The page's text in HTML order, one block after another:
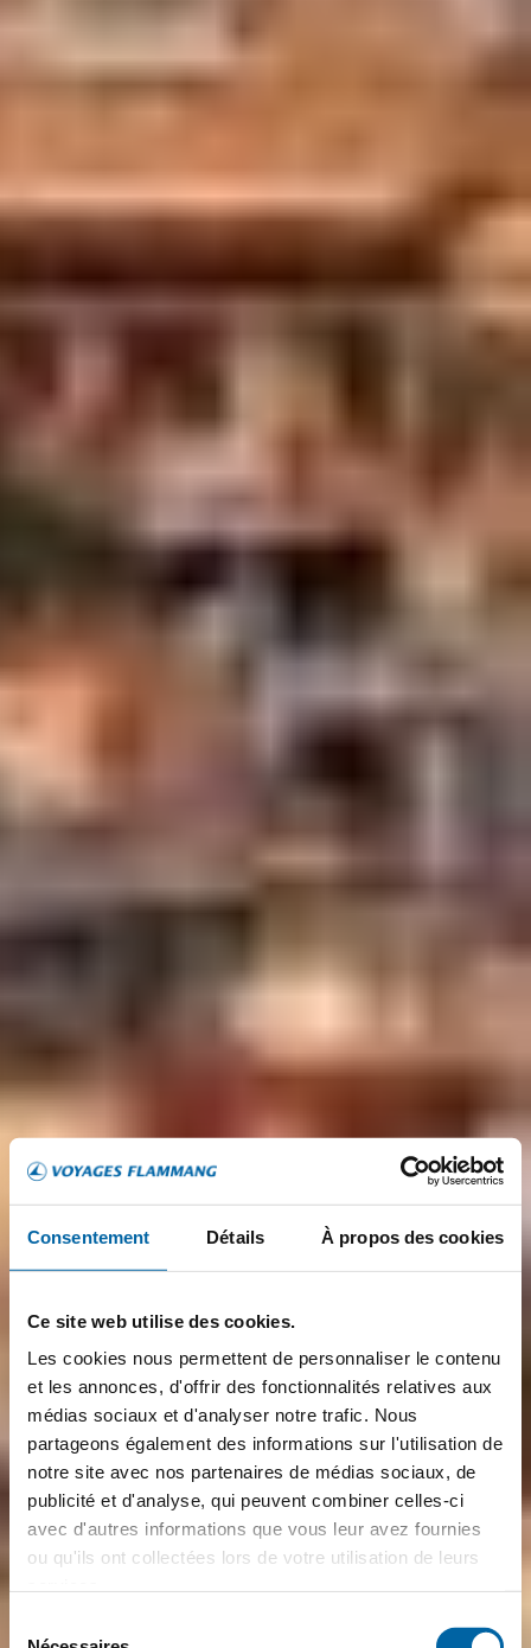
Consentement Détails À propos des cookies
Ce site web utilise des cookies.
Les cookies nous permettent de personnaliser le contenu
et les annonces, d'offrir des fonctionnalités relatives aux
médias sociaux et d'analyser notre trafic. Nous
partageons également des informations sur l'utilisation de
notre site avec nos partenaires de médias sociaux, de
publicité et d'analyse, qui peuvent combiner celles-ci
avec d'autres informations que vous leur avez fournies
ou qu'ils ont collectées lors de votre utilisation de leurs